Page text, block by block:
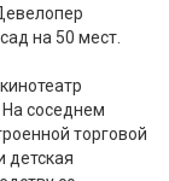
на 50 мест.
На соседнем
торговой
детская